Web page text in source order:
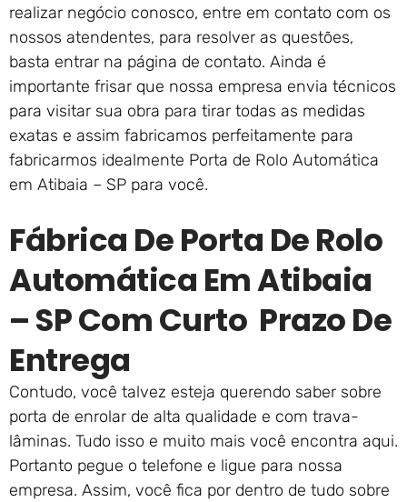
realizar negócio conosco, entre em contato com os
nossos atendentes, para resolver as questões,
basta entrar na página de contato. Ainda é
importante frisar que nossa empresa envia técnicos
para visitar sua obra para tirar todas as medidas
exatas e assim fabricamos perfeitamente para
fabricarmos idealmente Porta de Rolo Automática
em Atibaia – SP para você.
Fábrica De Porta De Rolo
Automática Em Atibaia
– SP Com Curto Prazo De
Entrega
Contudo, você talvez esteja querendo saber sobre
porta de enrolar de alta qualidade e com trava-
lâminas. Tudo isso e muito mais você encontra aqui.
Portanto pegue o telefone e ligue para nossa
empresa. Assim, você fica por dentro de tudo sobre